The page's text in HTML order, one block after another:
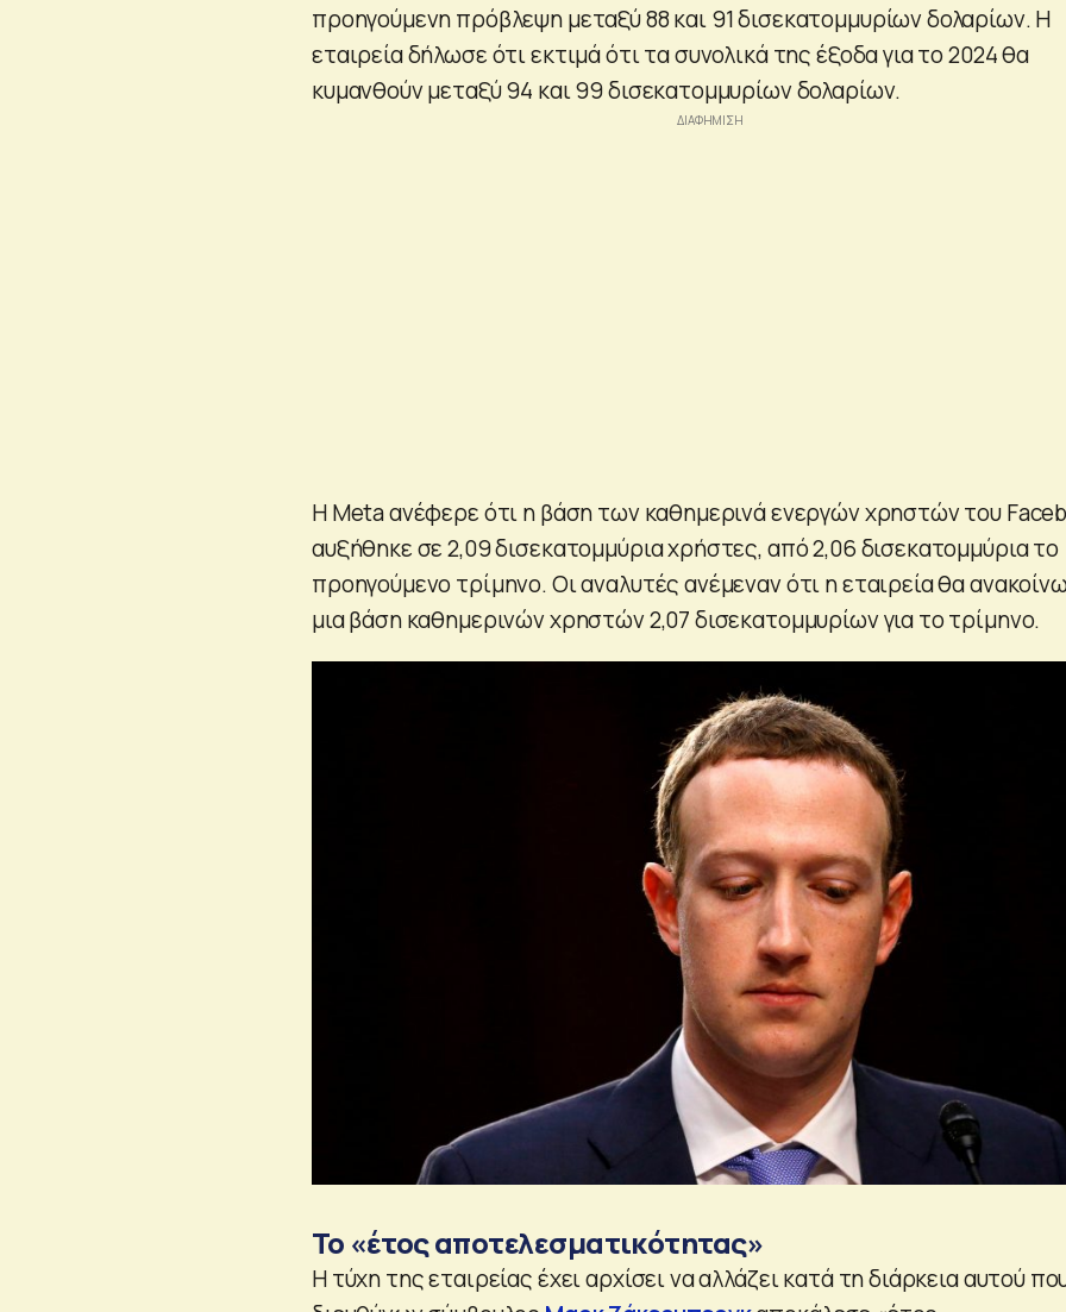
προηγούμενη πρόβλεψη μεταξύ 88 και 91 δισεκατομμυρίων δολαρίων. Η
εταιρεία δήλωσε ότι εκτιμά ότι τα συνολικά της έξοδα για το 2024 θα
κυμανθούν μεταξύ 94 και 99 δισεκατομμυρίων δολαρίων.
Η Meta ανέφερε ότι η βάση των καθημερινά ενεργών χρηστών του
αυξήθηκε σε 2,09 δισεκατομμύρια χρήστες, από 2,06 δισεκατομμύρια το
προηγούμενο τρίμηνο. Οι αναλυτές ανέμεναν ότι η εταιρεία θα
μια βάση καθημερινών χρηστών 2,07 δισεκατομμυρίων για το τρίμηνο.
Το «έτος αποτελεσματικότητας»
Η τύχη της εταιρείας έχει αρχίσει να αλλάζει κατά τη διάρκεια αυτού